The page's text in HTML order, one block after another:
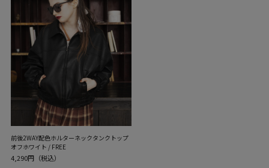
前後2WAY配色ホルターネックタンクトップ
オフホワイト / FREE
4,290円（税込）